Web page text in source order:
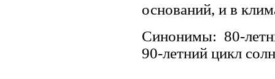
оснований, и в
Синонимы: 80-
90-летний цикл